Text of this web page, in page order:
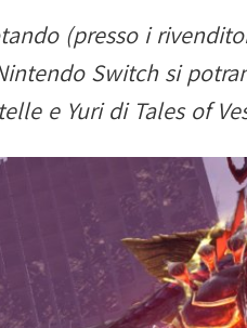
(presso i
Switch si
e Yuri di Tales of